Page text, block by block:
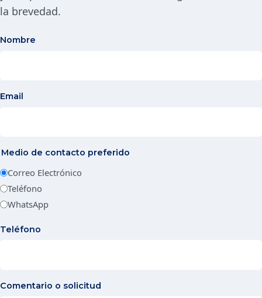
la brevedad.
Nombre
Email
Medio de contacto preferido
Correo Electrónico
Teléfono
WhatsApp
Teléfono
Comentario o solicitud